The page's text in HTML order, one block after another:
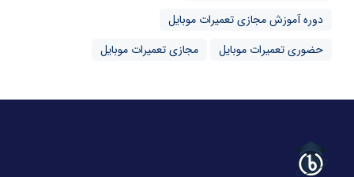
دوره آموزش مجازی تعمیرات موبایل
حضوری تعمیرات موبایل
مجازی تعمیرات موبایل